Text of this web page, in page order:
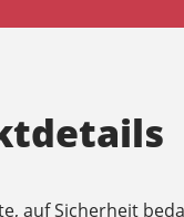
auf Sicherheit